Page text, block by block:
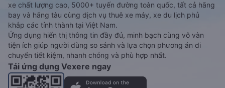
xe chất lượng cao, 5000+ tuyến đường toàn quốc, tất cả hãng
bay và hãng tàu cùng dịch vụ thuê xe máy, xe du lịch phủ
khắp các tỉnh thành tại Việt Nam.
Ứng dụng hiển thị thông tin đầy đủ, minh bạch cùng vô vàn
tiện ích giúp người dùng so sánh và lựa chọn phương án di
chuyển tiết kiệm, nhanh chóng và phù hợp nhất.
Tải ứng dụng Vexere ngay